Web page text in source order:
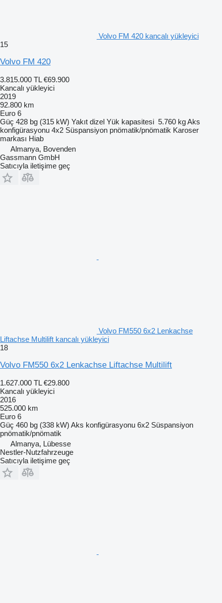
Volvo FM 420 kancalı yükleyici
15
Volvo FM 420
3.815.000 TL €69.900
Kancalı yükleyici
2019
92.800 km
Euro 6
Güç 428 bg (315 kW) Yakıt dizel Yük kapasitesi 5.760 kgAks
konfigürasyonu 4x2 Süspansiyon pnömatik/pnömatik Karoser
markası Hiab
Almanya, Bovenden
Gassmann GmbH
Satıcıyla iletişime geç
Volvo FM550 6x2 Lenkachse
Liftachse Multilift kancalı yükleyici
18
Volvo FM550 6x2 Lenkachse Liftachse Multilift
1.627.000 TL €29.800
Kancalı yükleyici
2016
525.000 km
Euro 6
Güç 460 bg (338 kW) Aks konfigürasyonu 6x2 Süspansiyon
pnömatik/pnömatik
Almanya, Lübesse
Nestler-Nutzfahrzeuge
Satıcıyla iletişime geç